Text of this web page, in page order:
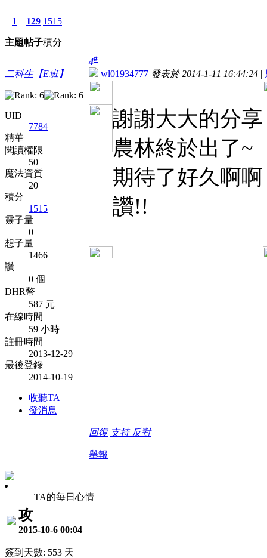
1
主題
129
帖子
1515
積分
二科生【E班】
UID
7784
精華
閱讀權限
50
魔法資質
20
積分
1515
靈子量
0
想子量
1466
讚
0 個
DHR幣
587 元
在線時間
59 小時
註冊時間
2013-12-29
最後登錄
2014-10-19
收聽TA
發消息
4#
wl01934777 發表於 2014-1-11 16:44:24 |
謝謝大大的分享
農林終於出了~
期待了好久啊啊
讚!!
回復 支持 反對
舉報
TA的每日心情
攻
2015-10-6 00:04
簽到天數: 553 天